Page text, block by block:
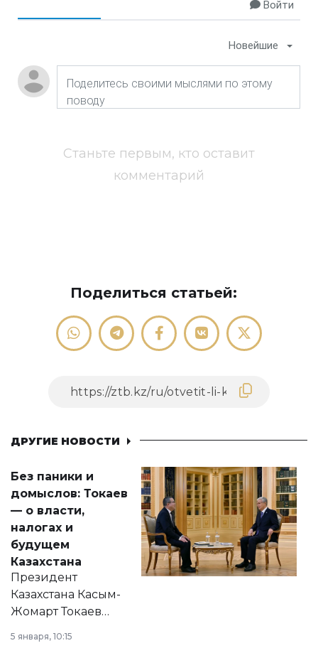
Войти
Новейшие
Станьте первым, кто оставит
комментарий
Поделиться статьей:
ДРУГИЕ НОВОСТИ
Без паники и
домыслов: Токаев
— о власти,
налогах и
будущем
Казахстана
Президент
Казахстана Касым-
Жомарт Токаев
сразу несколько
5 января, 10:15